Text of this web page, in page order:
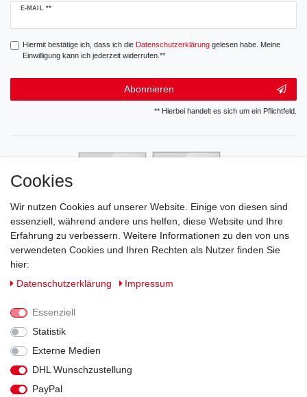
E-MAIL **
Newsletter
Hiermit bestätige ich, dass ich die Daten­schutz­erklärunggelesen habe. Meine
Einwilligung kann ich jederzeit widerrufen.**
Abonnieren
** Hierbei handelt es sich um ein Pflichtfeld.
Cookies
Wir nutzen Cookies auf unserer Website. Einige von diesen sind
essenziell, während andere uns helfen, diese Website und Ihre
Erfahrung zu verbessern. Weitere Informationen zu den von uns
verwendeten Cookies und Ihren Rechten als Nutzer finden Sie
hier:
Daten­schutz­erklärung
Impressum
Essenziell
Statistik
Externe Medien
DHL Wunschzustellung
PayPal